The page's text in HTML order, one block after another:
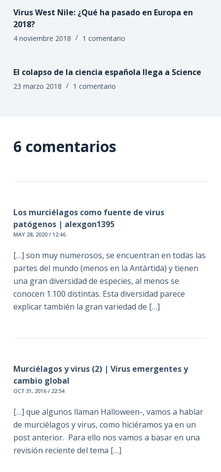
Virus West Nile: ¿Qué ha pasado en Europa en
2018?
4 noviembre 2018 1 comentario
El colapso de la ciencia española llega a Science
23 marzo 2018 1 comentario
6 comentarios
Los murciélagos como fuente de virus
patógenos | alexgon1395
MAY 28, 2020 / 12:46
[…] son muy numerosos, se encuentran en todas las
partes del mundo (menos en la Antártida) y tienen
una gran diversidad de especies, al menos se
conocen 1.100 distintas. Esta diversidad parece
explicar también la gran variedad de […]
Murciélagos y virus (2) | Virus emergentes y
cambio global
OCT 31, 2016 / 22:54
[…] que algunos llaman Halloween-, vamos a hablar
de murciélagos y virus, como hiciéramos ya en un
post anterior. Para ello nos vamos a basar en una
revisión reciente del tema […]